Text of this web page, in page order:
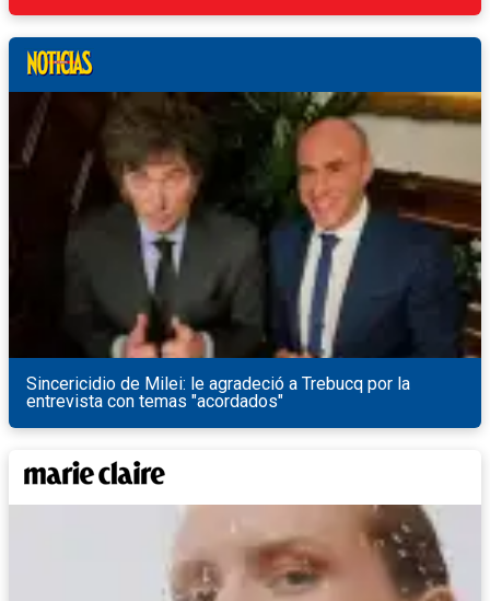
Sincericidio de Milei: le agradeció a Trebucq por la
entrevista con temas "acordados"